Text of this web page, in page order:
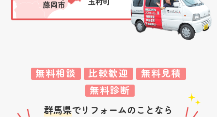
無料相談 比較歓迎
無料見積
無料診断
群馬県でリフォームのことなら